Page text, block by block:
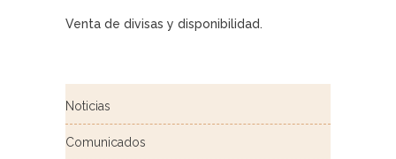
Venta de divisas y disponibilidad.
Noticias
Comunicados